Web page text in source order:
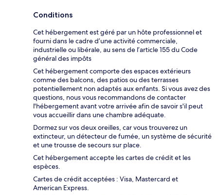
Conditions
Cet hébergement est géré par un hôte professionnel et
fourni dans le cadre d’une activité commerciale,
industrielle ou libérale, au sens de l’article 155 du Code
général des impôts
Cet hébergement comporte des espaces extérieurs
comme des balcons, des patios ou des terrasses
potentiellement non adaptés aux enfants. Si vous avez des
questions, nous vous recommandons de contacter
l'hébergement avant votre arrivée afin de savoir s'il peut
vous accueillir dans une chambre adéquate.
Dormez sur vos deux oreilles, car vous trouverez un
extincteur, un détecteur de fumée, un système de sécurité
et une trousse de secours sur place.
Cet hébergement accepte les cartes de crédit et les
espèces.
Cartes de crédit acceptées : Visa, Mastercard et
American Express.